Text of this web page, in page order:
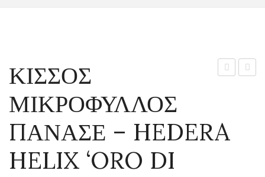
ΚΙΣΣΟΣ
ΜΙΚΡΟΦΥΛΛΟΣ
ΠΑΝΑΣΕ – HEDERA
HELIX ‘ORO DI